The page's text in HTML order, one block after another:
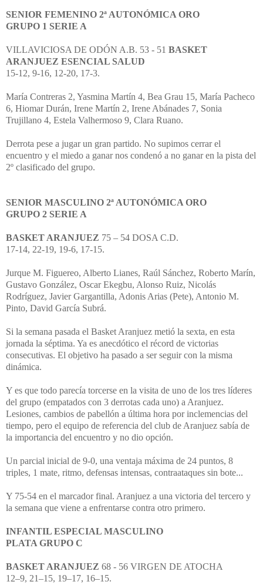
SENIOR FEMENINO 2ª AUTONÓMICA ORO
GRUPO 1 SERIE A
VILLAVICIOSA DE ODÓN A.B. 53 - 51 BASKET
ARANJUEZ ESENCIAL SALUD
15-12, 9-16, 12-20, 17-3.
María Contreras 2, Yasmina Martín 4, Bea Grau 15, María Pacheco
6, Hiomar Durán, Irene Martín 2, Irene Abánades 7, Sonia
Trujillano 4, Estela Valhermoso 9, Clara Ruano.
Derrota pese a jugar un gran partido. No supimos cerrar el
encuentro y el miedo a ganar nos condenó a no ganar en la pista del
2º clasificado del grupo.
SENIOR MASCULINO 2ª AUTONÓMICA ORO
GRUPO 2 SERIE A
BASKET ARANJUEZ 75 – 54 DOSA C.D.
17-14, 22-19, 19-6, 17-15.
Jurque M. Figuereo, Alberto Lianes, Raúl Sánchez, Roberto Marín,
Gustavo González, Oscar Ekegbu, Alonso Ruiz, Nicolás
Rodríguez, Javier Gargantilla, Adonis Arias (Pete), Antonio M.
Pinto, David García Subrá.
Si la semana pasada el Basket Aranjuez metió la sexta, en esta
jornada la séptima. Ya es anecdótico el récord de victorias
consecutivas. El objetivo ha pasado a ser seguir con la misma
dinámica.
Y es que todo parecía torcerse en la visita de uno de los tres líderes
del grupo (empatados con 3 derrotas cada uno) a Aranjuez.
Lesiones, cambios de pabellón a última hora por inclemencias del
tiempo, pero el equipo de referencia del club de Aranjuez sabía de
la importancia del encuentro y no dio opción.
Un parcial inicial de 9-0, una ventaja máxima de 24 puntos, 8
triples, 1 mate, ritmo, defensas intensas, contraataques sin bote...
Y 75-54 en el marcador final. Aranjuez a una victoria del tercero y
la semana que viene a enfrentarse contra otro primero.
INFANTIL ESPECIAL MASCULINO
PLATA GRUPO C
BASKET ARANJUEZ 68 - 56 VIRGEN DE ATOCHA
12–9, 21–15, 19–17, 16–15.